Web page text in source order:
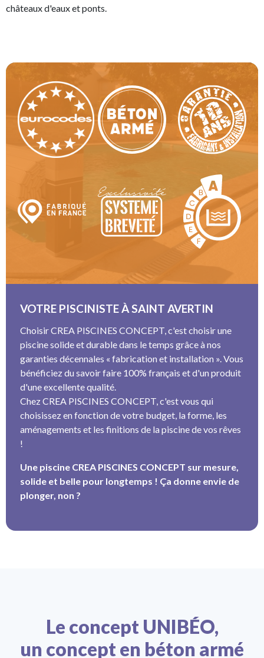
châteaux d'eaux et ponts.
VOTRE PISCINISTE À SAINT AVERTIN
Choisir CREA PISCINES CONCEPT, c'est choisir une
piscine solide et durable dans le temps grâce à nos
garanties décennales « fabrication et installation ». Vous
bénéficiez du savoir faire 100% français et d'un produit
d'une excellente qualité.
Chez CREA PISCINES CONCEPT, c'est vous qui
choisissez en fonction de votre budget, la forme, les
aménagements et les finitions de la piscine de vos rêves
!
Une piscine CREA PISCINES CONCEPT sur mesure,
solide et belle pour longtemps ! Ça donne envie de
plonger, non ?
Le concept UNIBÉO,
un concept en béton armé